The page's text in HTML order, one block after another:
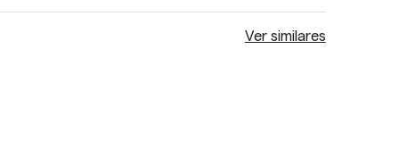
Ver similares